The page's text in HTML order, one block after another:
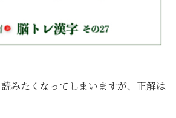
みたくなってしまいますが、正解は